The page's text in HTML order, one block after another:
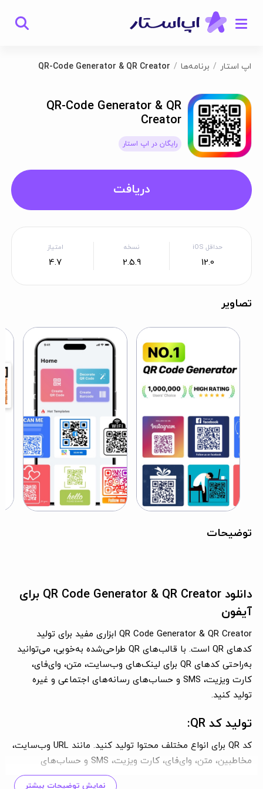
اپ استار برنامه‌ها QR-Code Generator & QR Creator
QR-Code Generator & QR
Creator
رایگان در اپ استار
دریافت
حداقل iOS
12.0
نسخه
2.5.9
امتیاز
4.7
تصاویر
توضیحات
دانلود QR Code Generator & QR Creator برای
آیفون
QR Code Generator & QR Creator ابزاری مفید برای تولید
کدهای QR است. با قالب‌های QR طراحی‌شده به‌خوبی، می‌توانید
به‌راحتی کدهای QR برای لینک‌های وب‌سایت، متن، وای‌فای،
کارت ویزیت، SMS و حساب‌های رسانه‌های اجتماعی و غیره
تولید کنید.
تولید کد QR:
کد QR برای انواع مختلف محتوا تولید کنید. مانند URL وب‌سایت،
مخاطبین، متن، وای‌فای، کارت ویزیت، SMS و حساب‌های
رسانه‌های اجتماعی. اطلاعات را به سادگی نمایش دهید.
نمایش توضیحات بیشتر